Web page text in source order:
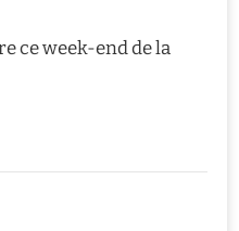
ce week-end de la